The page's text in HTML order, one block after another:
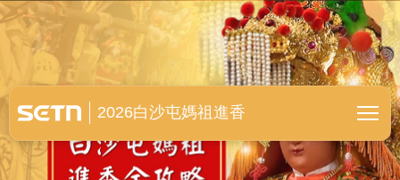
白沙屯媽祖進香全紀錄
2026白沙屯媽祖進香